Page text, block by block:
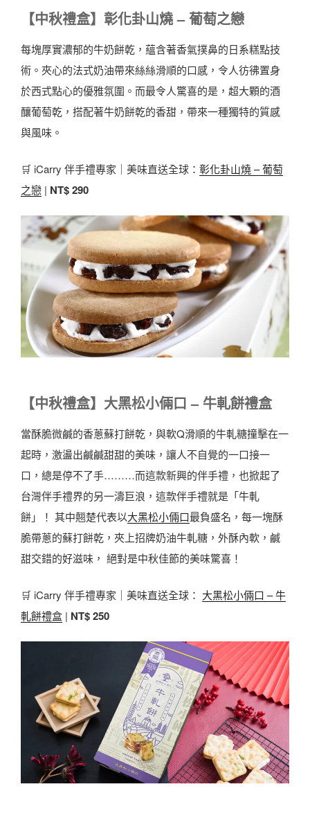
【中秋禮盒】彰化卦山燒 – 葡萄之戀
每塊厚實濃郁的牛奶餅乾，蘊含著香氣撲鼻的日系糕點技
術。夾心的法式奶油帶來絲絲滑順的口感，令人彷彿置身
於西式點心的優雅氛圍。而最令人驚喜的是，超大顆的酒
釀葡萄乾，搭配著牛奶餅乾的香甜，帶來一種獨特的質感
與風味。
🛒 iCarry 伴手禮專家｜美味直送全球： 彰化卦山燒 – 葡萄
之戀 | NT$ 290
【中秋禮盒】大黑松小倆口 – 牛軋餅禮盒
當酥脆微鹹的香蔥蘇打餅乾，與軟Q滑順的牛軋糖撞擊在一
起時，激盪出鹹鹹甜甜的美味，讓人不自覺的一口接一
口，總是停不了手………而這款新興的伴手禮，也掀起了
台灣伴手禮界的另一濤巨浪，這款伴手禮就是「牛軋
餅」！ 其中翹楚代表以大黑松小倆口最負盛名，每一塊酥
脆帶蔥的蘇打餅乾，夾上招牌奶油牛軋糖，外酥內軟，鹹
甜交錯的好滋味， 絕對是中秋佳節的美味驚喜！
🛒 iCarry 伴手禮專家｜美味直送全球： 大黑松小倆口 – 牛
軋餅禮盒 | NT$ 250